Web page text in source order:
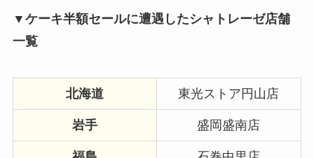
▼ケーキ半額セールに遭遇したシャトレーゼ店舗
一覧
北海道 東光ストア円山店
岩手 盛岡盛南店